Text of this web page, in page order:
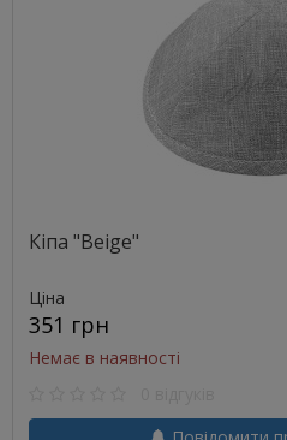
Кіпа "Beige"
Ціна
351 грн
Немає в наявності